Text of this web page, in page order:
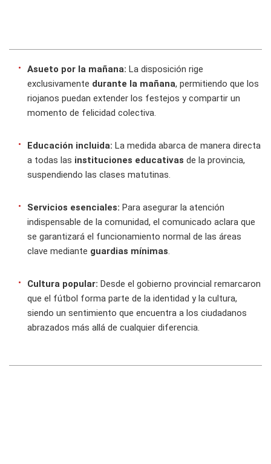
Asueto por la mañana: La disposición rige
exclusivamente durante la mañana, permitiendo que los
riojanos puedan extender los festejos y compartir un
momento de felicidad colectiva.
Educación incluida: La medida abarca de manera directa
a todas las instituciones educativas de la provincia,
suspendiendo las clases matutinas.
Servicios esenciales: Para asegurar la atención
indispensable de la comunidad, el comunicado aclara que
se garantizará el funcionamiento normal de las áreas
clave mediante guardias mínimas.
Cultura popular: Desde el gobierno provincial remarcaron
que el fútbol forma parte de la identidad y la cultura,
siendo un sentimiento que encuentra a los ciudadanos
abrazados más allá de cualquier diferencia.